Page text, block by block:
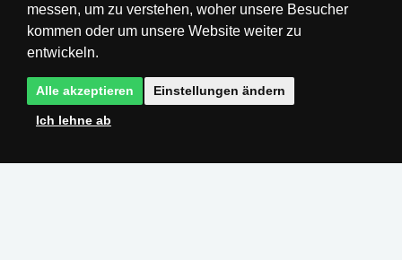
Nederland
messen, um zu verstehen, woher unsere Besucher
kommen oder um unsere Website weiter zu
entwickeln.
Alle akzeptieren Einstellungen ändern
Ich lehne ab